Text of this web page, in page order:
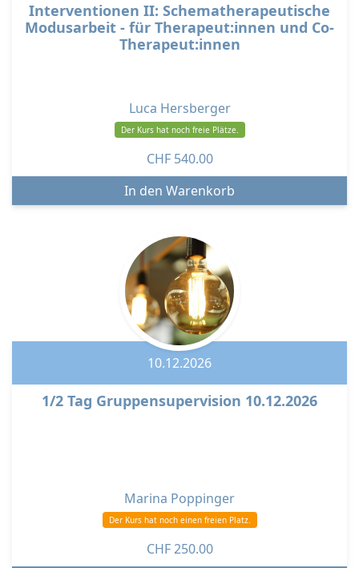
Interventionen II: Schematherapeutische
Modusarbeit - für Therapeut:innen und Co-
Therapeut:innen
Luca Hersberger
Der Kurs hat noch freie Plätze.
CHF540.00
10.12.2026
1/2 Tag Gruppensupervision 10.12.2026
Marina Poppinger
Der Kurs hat noch einen freien Platz.
CHF250.00